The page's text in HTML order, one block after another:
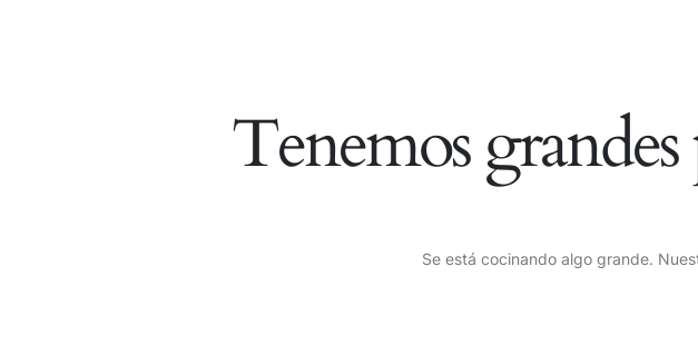
Tenemos
Se está cocinando algo grande.